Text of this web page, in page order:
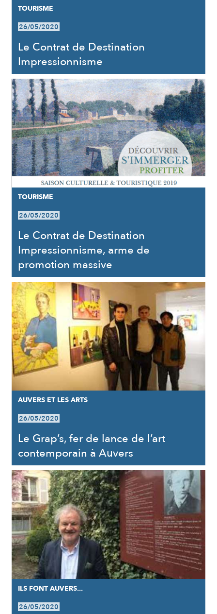
TOURISME
26/05/2020
Le Contrat de Destination
Impressionnisme
TOURISME
26/05/2020
Le Contrat de Destination
Impressionnisme, arme de
promotion massive
AUVERS ET LES ARTS
26/05/2020
Le Grap’s, fer de lance de l’art
contemporain à Auvers
ILS FONT AUVERS...
26/05/2020